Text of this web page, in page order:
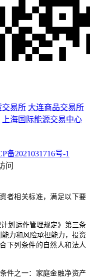
交易所 大连商品交易所
上海国际能源交易中心
备2021031716号-1
问
者相关标准，满足以下要
划运作管理规定》第三条
力和风险承担能力，投资
下列条件的自然人和法人
件之一：家庭金融净资产